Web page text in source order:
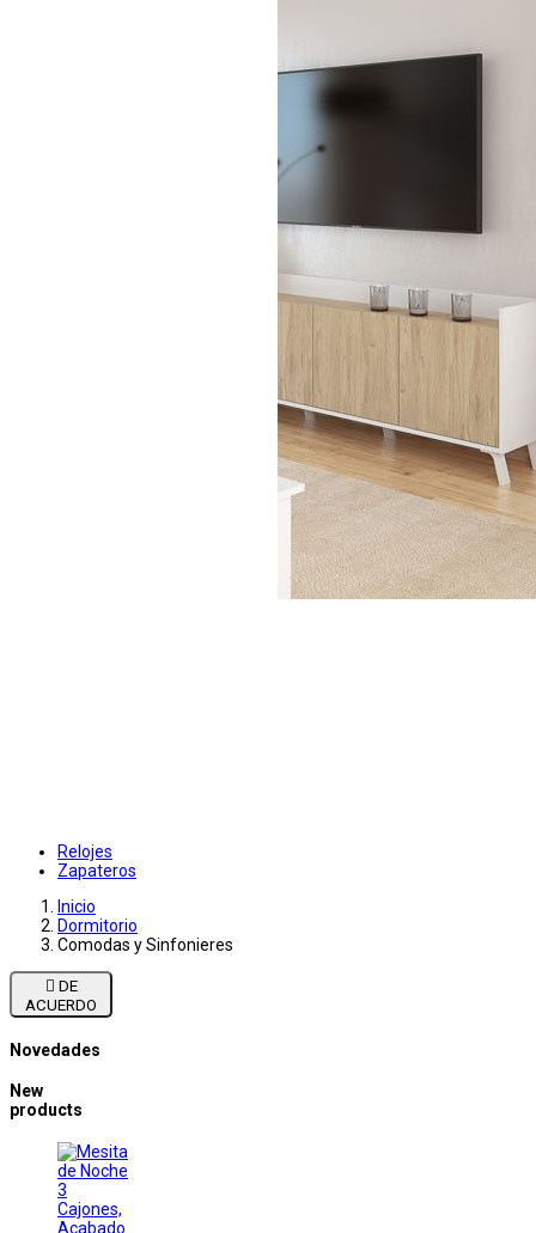
Relojes
Zapateros
Inicio
Dormitorio
Comodas y Sinfonieres

ACUERDO
Novedades
New
products